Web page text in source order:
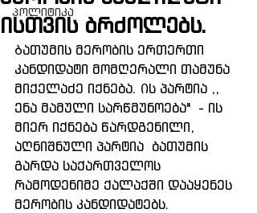
Პოლიტიკა
ისთვის ბრძოლებს.
Ბათუმის მერობის ერთერთი
კანდიდატი მომღერალი თამუნა
მიქელაძე იქნება. Ის პარტია ,,
ენა მამული სარწმუნოება"  - ის
მიერ იქნება წარდგენილი,
აღნიშნული პარტია  ბათუმის
გარდა საქართველოს
რამოდენიმე ქალაქში დააყენეს
მერობის კანდიდატებს.